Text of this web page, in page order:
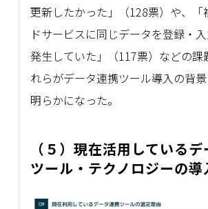
更新したかった」（128票）や、「
ドサービスに同じデータを登録・
発生していた」（117票）などの課
れらがデータ連携ツール導入の背
明らかになった。
（５）現在活用している
ツール・テクノロジーの